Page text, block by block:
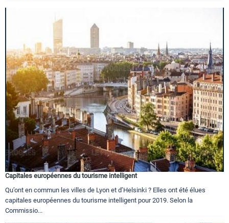
Capitales européennes du tourisme intelligent
Qu’ont en commun les villes de Lyon et d’Helsinki ? Elles ont été élues
capitales européennes du tourisme intelligent pour 2019. Selon la
Commissio...